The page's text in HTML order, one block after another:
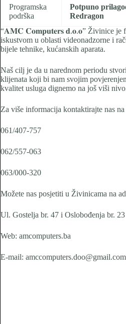
Programska
podrška
Potpuno
Redragon
“𝐀𝐌𝐂 𝐂𝐨𝐦𝐩𝐮𝐭𝐞𝐫𝐬 𝐝.𝐨.𝐨” Živinice je
iskustvom u oblasti videonadzorne i
bijele tehnike, kućanskih aparata.
Naš cilj je da u narednom periodu
klijenata koji bi nam svojim
kvalitet usluga dignemo na još viši
Za više informacija kontaktirajte nas
061/407-757
062/557-063
063/000-320
Možete nas posjetiti u Živinicama na
Ul. Gostelja br. 47 i Oslobođenja br. 23
Web: amcomputers.ba
E-mail: amccomputers.doo@gmail.com